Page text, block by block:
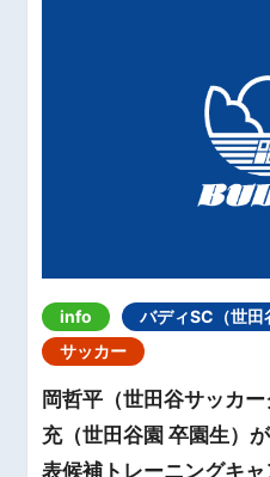
info バディSC（世田
サッカー
岡哲平（世田谷サッカ
充（世田谷園 卒園生）
表候補トレーニングキ